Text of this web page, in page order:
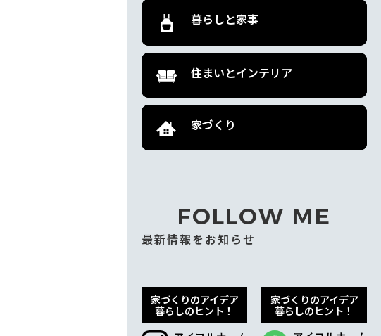
暮らしと家事
住まいとインテリア
家づくり
FOLLOW ME
最新情報をお知らせ
家づくりのアイデア
暮らしのヒント！
家づくりのアイデア
暮らしのヒント！